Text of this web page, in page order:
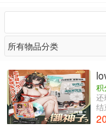
积
还
结
20